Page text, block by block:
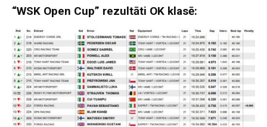
“WSK Open Cup” rezultāti OK klasē: